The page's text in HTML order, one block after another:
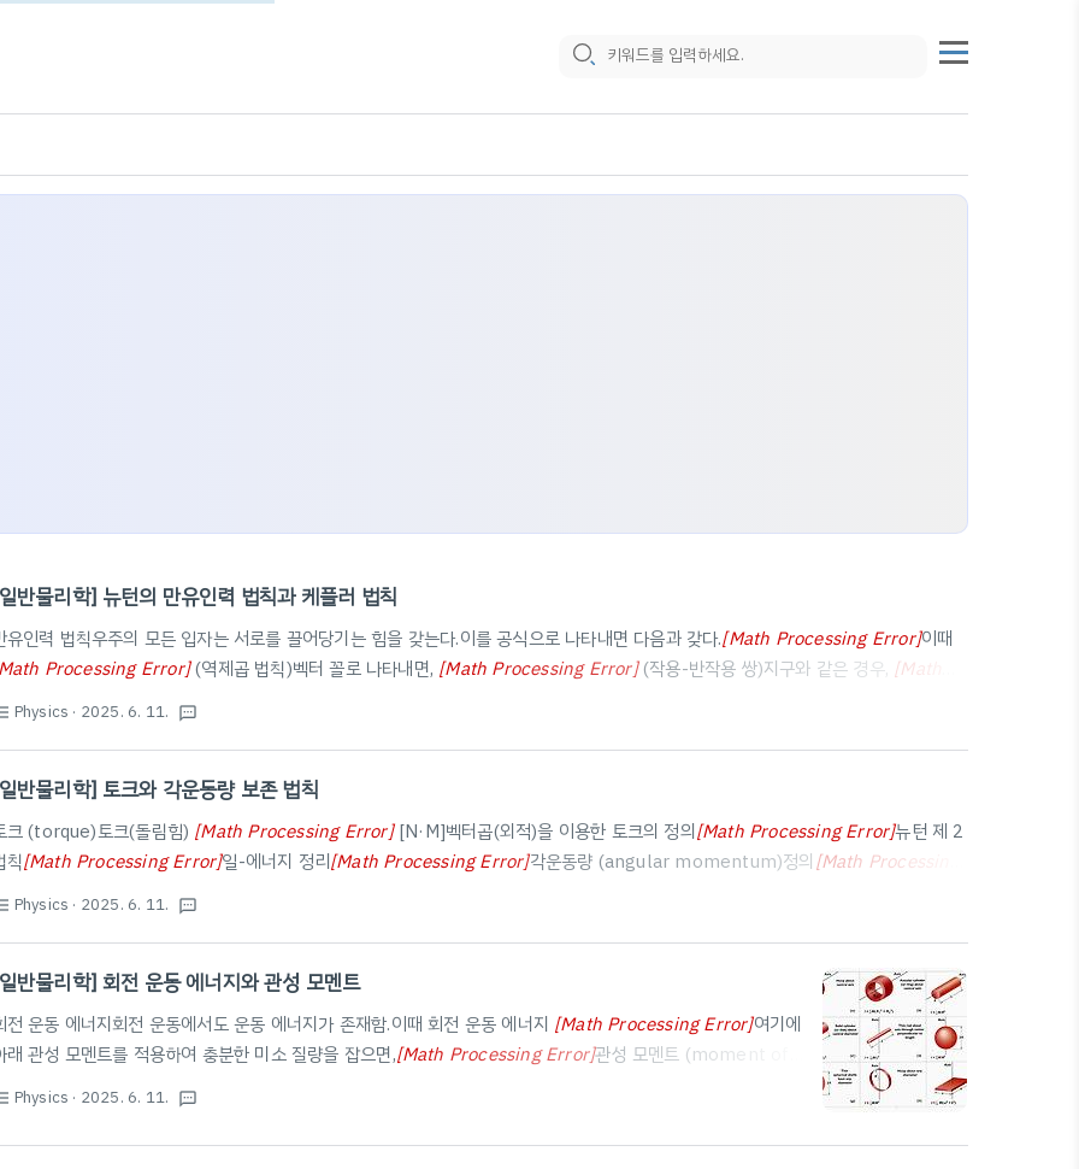
반물리학] 뉴턴의 만유인력 법칙과 케플러 법칙
유인력 법칙우주의 모든 입자는 서로를 끌어당기는 힘을 갖는다.이를 공식으로 나타내면 다음과 갖다.[Math Processing Error]
Fg=Gm1m2r2
이때
Processing Error]
=6.674×10−11N⋅m2/kg2
(역제곱 법칙)벡터 꼴로 나타내면, [Math Processing Error]
F→12=−Gm1m2r2r^12(작용-반작용 쌍)지구와 같은 경우, [Math
Processing Error
Fg=
로 나타낼 수 있음.케플러 법칙케플러 제1법칙 - 타원 궤도 법칙모든 행성은 태양을 하나의 초점으로 하는 타원 궤도
를 돈다.이때, 타원 중심에서 초점까지의 거리:
Error], 이심률[Math Processing Error](원 궤도는 $..
Physics · 2025. 6. 11. textsms
반물리학] 토크와 각운동량 보존 법칙
크 (torque)토크(돌림힘) [Math Processing Error]
τ≡rFsinϕ [N·M]벡터곱(외적)을 이용한 토크의 정의[Math Processing Error]
τ→≡r→×F→
뉴턴 제 2
칙[Math Processing Error]
∑τext=Iα 일-에너지 정리[Math Processing Error]
W=ΔK R 각운동량 (angular momentum)정의[Math Processing
Error
L→≡r →×p→
[
Math Processing Error
m2/s
면, 각운동량은 보존된다. 즉,
Physics · 2025. 6. 11. textsms
반물리학] 회전 운동 에너지와 관성 모멘트
전 운동 에너지회전 운동에서도 운동 에너지가 존재함.이때 회전 운동 에너지 [Math Processing Error]
KR=12∑imiri2ω2
여기에
래 관성 모멘트를 적용하여 충분한 미소 질량을 잡으면,[Math Processing Error]
KR=12Iω2
관성 모멘트 (moment of
inertia)회전 운동을 유지하려는 정도, 질량의 분포와 회전축까지의 거리의 제곱에 비례물체의 형태와 질량 분포에
따라 다름
Math Processing Error
[Math Processing Error]
ICM=12M(R12+R22) Solid cylinder or disk[Math Processing Error]
ICM=12MR2 Recta..
Physics · 2025. 6. 11. textsms